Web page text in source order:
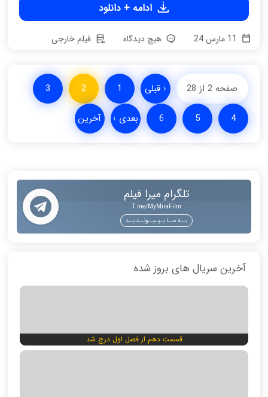
ادامه + دانلود
هیچ دیدگاه فیلم خارجی
صفحه 2 از 28 ‹ قبلی 1
2
3
4
5
6 بعدی › آخرین
تلگرام میرا فیلم
T.me/MyMiraFilm
بــه مــا بـپـیــونــدیــد
آخرین سریال های بروز شده
قسمت دهم از فصل اول درج شد